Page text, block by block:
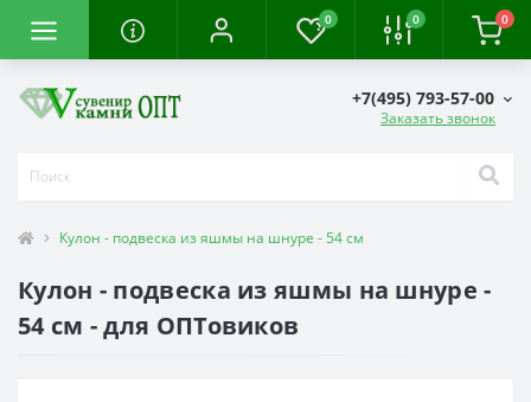
0 0 0
+7(495) 793-57-00
Заказать звонок
Кулон - подвеска из яшмы на шнуре - 54 см
Кулон - подвеска из яшмы на шнуре -
54 см - для ОПТовиков